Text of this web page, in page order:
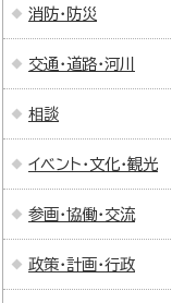
消防・防災
交通・道路・河川
相談
イベント・文化・観光
参画・協働・交流
政策・計画・行政